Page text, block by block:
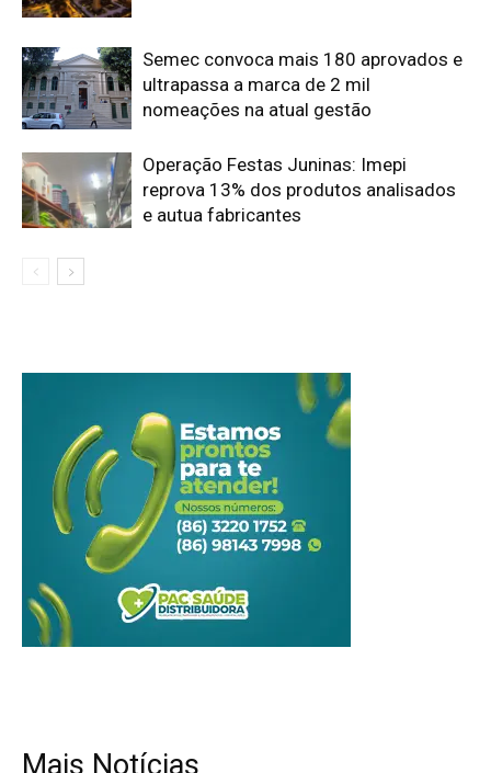
Semec convoca mais 180 aprovados e
ultrapassa a marca de 2 mil
nomeações na atual gestão
Operação Festas Juninas: Imepi
reprova 13% dos produtos analisados
e autua fabricantes
Mais Notícias